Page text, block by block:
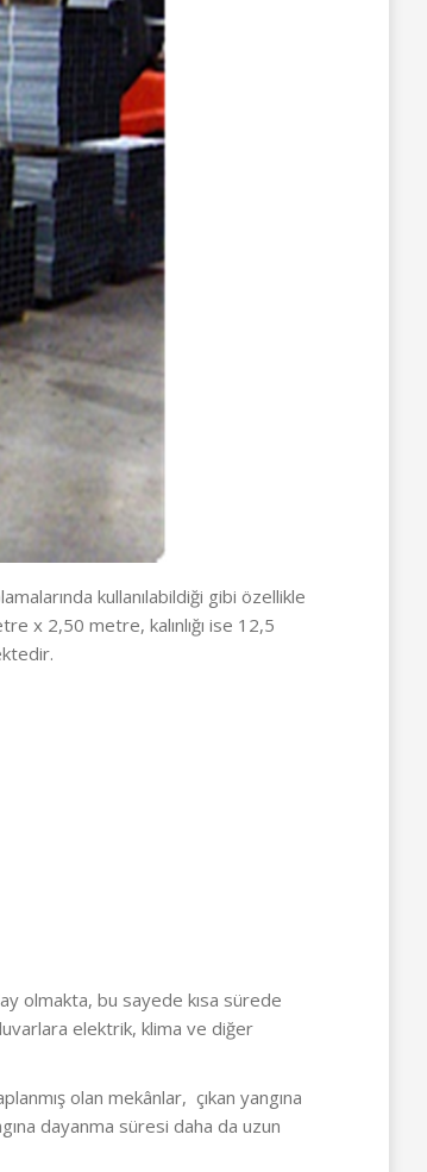
kullanılabildiği gibi özellikle
x 2,50 metre, kalınlığı ise 12,5
olmakta, bu sayede kısa sürede
elektrik, klima ve diğer
olan mekânlar, çıkan yangına
dayanma süresi daha da uzun